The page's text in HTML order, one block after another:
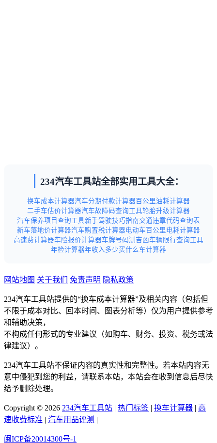
234汽车工具站全部实用工具大全：
换车成本计算器汽车分期付款计算器百公里油耗计算器
二手车估价计算器汽车故障码查询工具轮胎升级计算器
汽车保养项目查询工具新手驾驶技巧指南交通违章代码查询表
新车落地价计算器汽车购置税计算器电动车百公里电耗计算器
高速费计算器车险报价计算器车牌号码测吉凶车辆限行查询工具
年检计算器年收入多少买什么车计算器
网站地图 关于我们 免责声明 隐私政策
234汽车工具站提供的“换车成本计算器”及相关内容（包括但
不限于成本对比、回本时间、图表分析等）仅为用户提供参考
和辅助决策，
不构成任何形式的专业建议（如购车、财务、投资、税务或法
律建议）。
234汽车工具站不保证内容的真实性和完整性。若本站内容无
意中侵犯到您的利益，请联系本站，本站会在收到信息后尽快
给予删除处理。
Copyright © 2026 234汽车工具站 | 热门标签 | 换车计算器 | 高
速收费标准 | 汽车用品评测 |
闽ICP备20014300号-1